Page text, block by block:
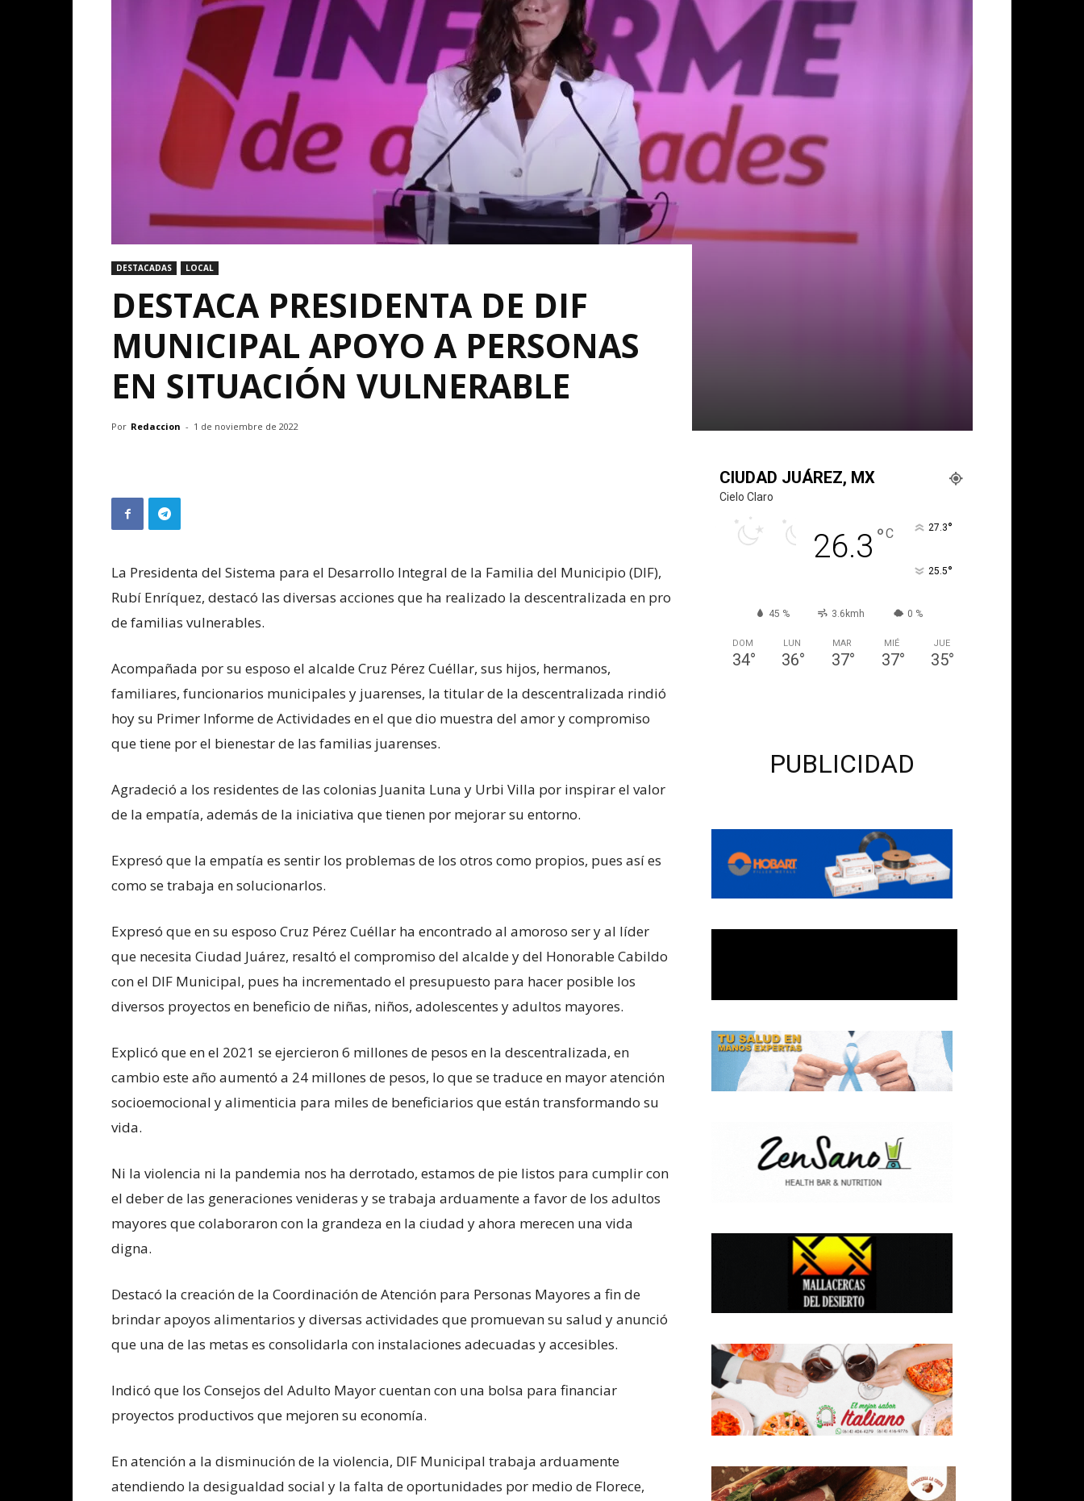
DESTACADAS LOCAL
DESTACA PRESIDENTA DE DIF
MUNICIPAL APOYO A PERSONAS
EN SITUACIÓN VULNERABLE
Por Redaccion - 1 de noviembre de 2022
La Presidenta del Sistema para el Desarrollo Integral de la Familia del Municipio (DIF),
Rubí Enríquez, destacó las diversas acciones que ha realizado la descentralizada en pro
de familias vulnerables.
Acompañada por su esposo el alcalde Cruz Pérez Cuéllar, sus hijos, hermanos,
familiares, funcionarios municipales y juarenses, la titular de la descentralizada rindió
hoy su Primer Informe de Actividades en el que dio muestra del amor y compromiso
que tiene por el bienestar de las familias juarenses.
Agradeció a los residentes de las colonias Juanita Luna y Urbi Villa por inspirar el valor
de la empatía, además de la iniciativa que tienen por mejorar su entorno.
Expresó que la empatía es sentir los problemas de los otros como propios, pues así es
como se trabaja en solucionarlos.
Expresó que en su esposo Cruz Pérez Cuéllar ha encontrado al amoroso ser y al líder
que necesita Ciudad Juárez, resaltó el compromiso del alcalde y del Honorable Cabildo
con el DIF Municipal, pues ha incrementado el presupuesto para hacer posible los
diversos proyectos en beneficio de niñas, niños, adolescentes y adultos mayores.
Explicó que en el 2021 se ejercieron 6 millones de pesos en la descentralizada, en
cambio este año aumentó a 24 millones de pesos, lo que se traduce en mayor atención
socioemocional y alimenticia para miles de beneficiarios que están transformando su
vida.
Ni la violencia ni la pandemia nos ha derrotado, estamos de pie listos para cumplir con
el deber de las generaciones venideras y se trabaja arduamente a favor de los adultos
mayores que colaboraron con la grandeza en la ciudad y ahora merecen una vida
digna.
Destacó la creación de la Coordinación de Atención para Personas Mayores a fin de
brindar apoyos alimentarios y diversas actividades que promuevan su salud y anunció
que una de las metas es consolidarla con instalaciones adecuadas y accesibles.
Indicó que los Consejos del Adulto Mayor cuentan con una bolsa para financiar
proyectos productivos que mejoren su economía.
En atención a la disminución de la violencia, DIF Municipal trabaja arduamente
atendiendo la desigualdad social y la falta de oportunidades por medio de Florece,
CIUDAD JUÁREZ, MX
Cielo Claro
26.3 °C 27.3°
25.5°
45 % 3.6kmh 0 %
DOM
34°
LUN
36°
MAR
37°
MIÉ
37°
JUE
35°
PUBLICIDAD